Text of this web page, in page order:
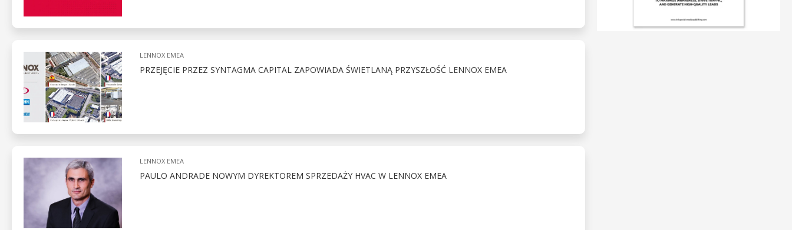
LENNOX EMEA
PRZEJĘCIE PRZEZ SYNTAGMA CAPITAL ZAPOWIADA ŚWIETLANĄ PRZYSZŁOŚĆ LENNOX EMEA
LENNOX EMEA
PAULO ANDRADE NOWYM DYREKTOREM SPRZEDAŻY HVAC W LENNOX EMEA